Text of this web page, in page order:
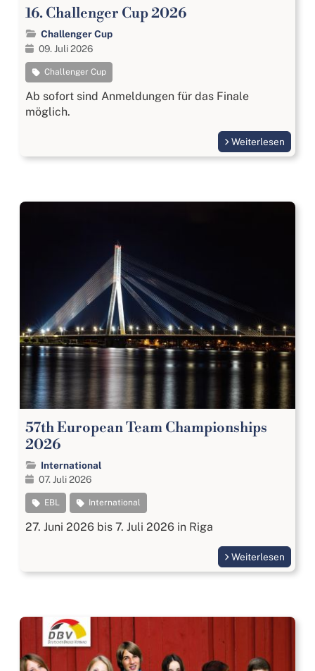
16. Challenger Cup 2026
Challenger Cup
09. Juli 2026
Challenger Cup
Ab sofort sind Anmeldungen für das Finale
möglich.
Weiterlesen
57th European Team Championships
2026
International
07. Juli 2026
EBL International
27. Juni 2026 bis 7. Juli 2026 in Riga
Weiterlesen